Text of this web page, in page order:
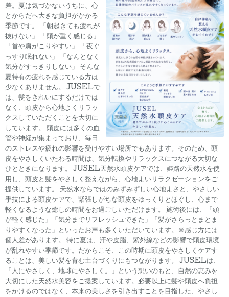
差。夏は気づかないうちに、心
とからだへ大きな負担がかかる
季節です。 「朝起きても疲れが
抜けない」 「頭が重く感じる」
「首や肩がこりやすい」 「夜ぐ
っすり眠れない」 「なんとなく
気分がすっきりしない」 そんな
夏特有の疲れを感じている方は
少なくありません。 JUSELで
は、髪をきれいにするだけでは
なく、頭皮から心地よくリラッ
クスしていただくことを大切に
しています。 頭皮には多くの血
管や神経が集まっており、毎日
のストレスや疲れの影響を受けやすい場所でもあります。そのため、頭
皮をやさしくいたわる時間は、気分転換やリラックスにつながる大切な
ひとときになります。 JUSEL天然水頭皮ケアでは、姫路の天然水を使
用し、頭皮と髪をやさしく整えながら、心地よいリラクゼーションをご
提供しています。 天然水ならではのみずみずしい心地よさと、やさしい
手技による頭皮ケアで、緊張しがちな頭皮をゆっくりとほぐし、心まで
軽くなるような癒しの時間をお過ごしいただけます。 施術後には、「頭
が軽く感じた」「気分までリフレッシュできた」「髪がさらっとまとま
りやすくなった」といったお声も多くいただいています。※感じ方には
個人差があります。 特に夏は、汗や皮脂、紫外線などの影響で頭皮環境
が乱れやすい季節です。だからこそ、この時期に頭皮をやさしくケアす
ることは、美しい髪を育む土台づくりにもつながります。 JUSELは、
「人にやさしく、地球にやさしく。」という想いのもと、自然の恵みを
大切にした天然水美容をご提案しています。必要以上に髪や頭皮へ負担
をかけるのではなく、本来の美しさを引き出すことを目指した、やさし